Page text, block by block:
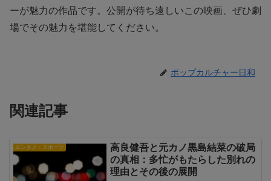
ーが魅力の作品です。公開が待ち遠しいこの映画、ぜひ劇
場でその魅力を堪能してください。
ポップカルチャー日和
関連記事
エンタメ・スポーツ
高良健吾と元カノ黒島結菜の破局
の真相：多忙がもたらした別れの
理由とその後の展開